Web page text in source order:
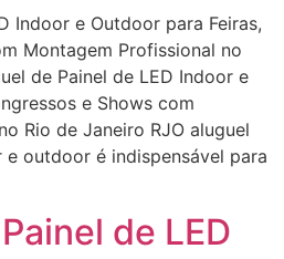
Indoor e Outdoor para Feiras,
Montagem Profissional no
de Painel de LED Indoor e
e Shows com
Rio de Janeiro RJO aluguel
outdoor é indispensável para
de LED